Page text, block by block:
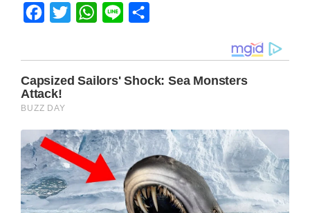
Facebook
Twitter WhatsApp
Line